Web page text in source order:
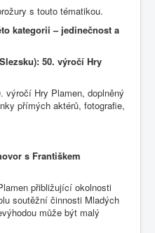
s touto tématikou.
kategorii – jedinečnost a
50. výročí Hry
Hry Plamen, doplněný
přímých aktérů, fotografie,
s Františkem
přibližující okolnosti
soutěžní činnosti Mladých
může být malý